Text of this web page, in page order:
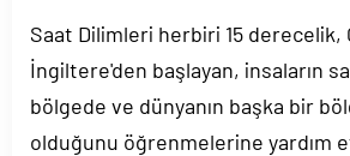
Saat Dilimleri herbiri 15 derecelik,
İngiltere'den başlayan, insaların
bölgede ve dünyanın başka bir
olduğunu öğrenmelerine yardım